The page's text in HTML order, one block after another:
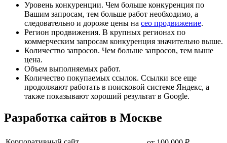
Уровень конкуренции. Чем больше конкуренция по
Вашим запросам, тем больше работ необходимо, а
следовательно и дороже цены на сео продвижение.
Регион продвижения. В крупных регионах по
коммерческим запросам конкуренция значительно выше.
Количество запросов. Чем больше запросов, тем выше
цена.
Объем выполняемых работ.
Количество покупаемых ссылок. Ссылки все еще
продолжают работать в поисковой системе Яндекс, а
также показывают хороший результат в Google.
Разработка сайтов в Москве